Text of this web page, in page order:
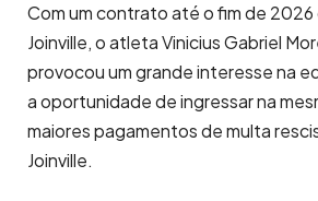
Com um contrato até o fim de 2026
Joinville, o atleta Vinicius Gabriel
provocou um grande interesse na
a oportunidade de ingressar na
maiores pagamentos de multa
Joinville.